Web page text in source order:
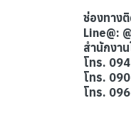
ช่องทาง
Line@:
สำนักงา
โทร.
โทร.
โทร.